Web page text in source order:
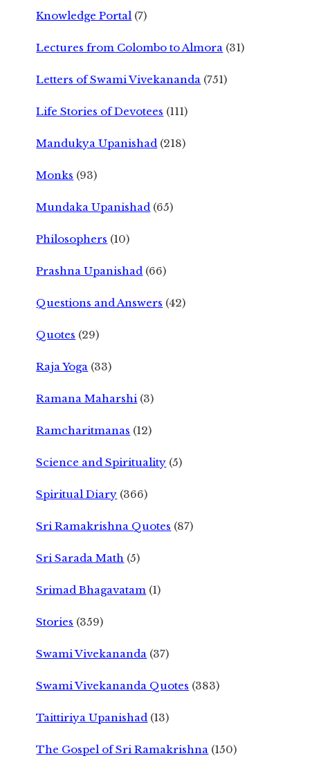
Knowledge Portal (7)
Lectures from Colombo to Almora (31)
Letters of Swami Vivekananda (751)
Life Stories of Devotees (111)
Mandukya Upanishad (218)
Monks (93)
Mundaka Upanishad (65)
Philosophers (10)
Prashna Upanishad (66)
Questions and Answers (42)
Quotes (29)
Raja Yoga (33)
Ramana Maharshi (3)
Ramcharitmanas (12)
Science and Spirituality (5)
Spiritual Diary (366)
Sri Ramakrishna Quotes (87)
Sri Sarada Math (5)
Srimad Bhagavatam (1)
Stories (359)
Swami Vivekananda (37)
Swami Vivekananda Quotes (383)
Taittiriya Upanishad (13)
The Gospel of Sri Ramakrishna (150)